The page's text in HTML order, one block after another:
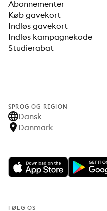
Abonnementer
Køb gavekort
Indløs gavekort
Indløs kampagnekode
Studierabat
SPROG OG REGION
Dansk
Danmark
FØLG OS